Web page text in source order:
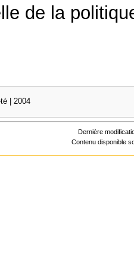
de la
2004
Dernière
Contenu disponible